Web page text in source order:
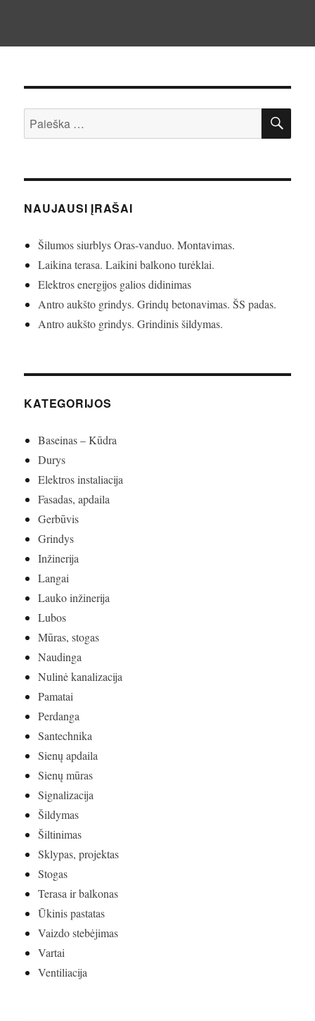
Ieškoti:
NAUJAUSI ĮRAŠAI
Šilumos siurblys Oras-vanduo. Montavimas.
Laikina terasa. Laikini balkono turėklai.
Elektros energijos galios didinimas
Antro aukšto grindys. Grindų betonavimas. ŠS padas.
Antro aukšto grindys. Grindinis šildymas.
KATEGORIJOS
Baseinas – Kūdra
Durys
Elektros instaliacija
Fasadas, apdaila
Gerbūvis
Grindys
Inžinerija
Langai
Lauko inžinerija
Lubos
Mūras, stogas
Naudinga
Nulinė kanalizacija
Pamatai
Perdanga
Santechnika
Sienų apdaila
Sienų mūras
Signalizacija
Šildymas
Šiltinimas
Sklypas, projektas
Stogas
Terasa ir balkonas
Ūkinis pastatas
Vaizdo stebėjimas
Vartai
Ventiliacija